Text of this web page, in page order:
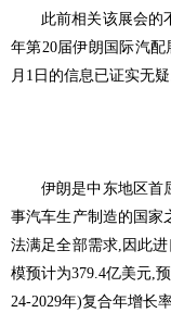
此前相关该展会的
年第20届伊朗国际汽配
月1日的信息已证实无疑
伊朗是中东地区首
事汽车生产制造的国家
法满足全部需求,因此
模预计为379.4亿美元,
24-2029年)复合年增长率